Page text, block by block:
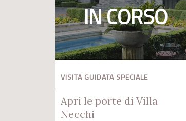
IN CORSO
VISITA GUIDATA SPECIALE
Apri le porte di Villa
Necchi